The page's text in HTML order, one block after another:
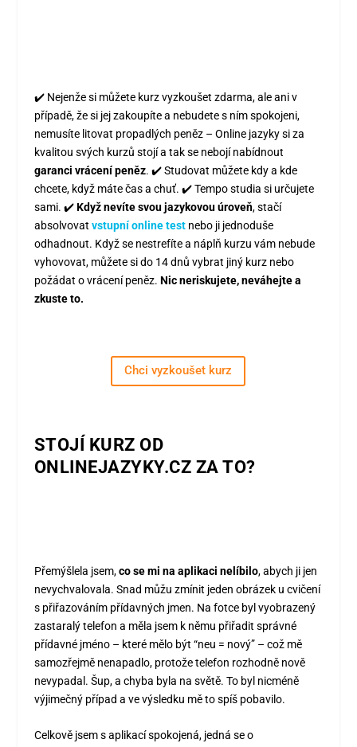
✔️ Nejenže si můžete kurz vyzkoušet zdarma, ale ani v
případě, že si jej zakoupíte a nebudete s ním spokojeni,
nemusíte litovat propadlých peněz – Online jazyky si za
kvalitou svých kurzů stojí a tak se nebojí nabídnout
garanci vrácení peněz. ✔️ Studovat můžete kdy a kde
chcete, když máte čas a chuť. ✔️ Tempo studia si určujete
sami. ✔️Když nevíte svou jazykovou úroveň, stačí
absolvovat vstupní online testnebo ji jednoduše
odhadnout. Když se nestrefíte a náplň kurzu vám nebude
vyhovovat, můžete si do 14 dnů vybrat jiný kurz nebo
požádat o vrácení peněz. Nic neriskujete, neváhejte a
zkuste to.
Chci vyzkoušet kurz
STOJÍ KURZ OD
ONLINEJAZYKY.CZ ZA TO?
Přemýšlela jsem,co se mi na aplikaci nelíbilo, abych ji jen
nevychvalovala. Snad můžu zmínit jeden obrázek u cvičení
s přiřazováním přídavných jmen. Na fotce byl vyobrazený
zastaralý telefon a měla jsem k němu přiřadit správné
přídavné jméno – které mělo být “neu = nový” – což mě
samozřejmě nenapadlo, protože telefon rozhodně nově
nevypadal. Šup, a chyba byla na světě. To byl nicméně
výjimečný případ a ve výsledku mě to spíš pobavilo.
Celkově jsem s aplikací spokojená, jedná se o